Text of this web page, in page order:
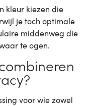
kleur kiezen die
je toch optimale
middenweg die
te ogen.
voor wie zowel